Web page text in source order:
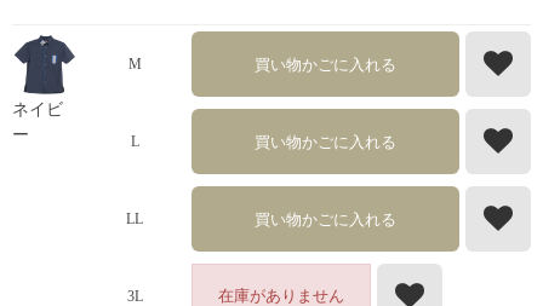
ネイビ
ー
M 買い物かごに入れる
L 買い物かごに入れる
LL 買い物かごに入れる
3L 在庫がありません